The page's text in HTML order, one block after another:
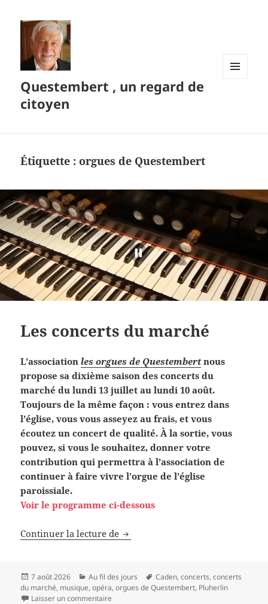
Questembert , un regard de
citoyen
Étiquette :orgues de Questembert
Les concerts du marché
L’associationles orgues de Questembertnous
propose sa dixième saison des concerts du
marché du lundi 13 juillet au lundi 10 août.
Toujours de la même façon : vous entrez dans
l’église, vous vous asseyez au frais, et vous
écoutez un concert de qualité. À la sortie, vous
pouvez, si vous le souhaitez, donner votre
contribution qui permettra à l’association de
continuer à faire vivre l’orgue de l’église
paroissiale.
Voir le programme ci-dessous
Continuer la lecture de Les concerts du marché
Publié
le
7 août 2026 Catégories
Au fil des jours
Mots-
clés
Caden,concerts,concerts
du marché, musique,opéra,orgues de Questembert, Pluherlin
Laisser un commentaire